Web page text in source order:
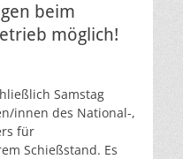
beim
möglich!
Samstag
innen des National-,
für
Schießstand. Es